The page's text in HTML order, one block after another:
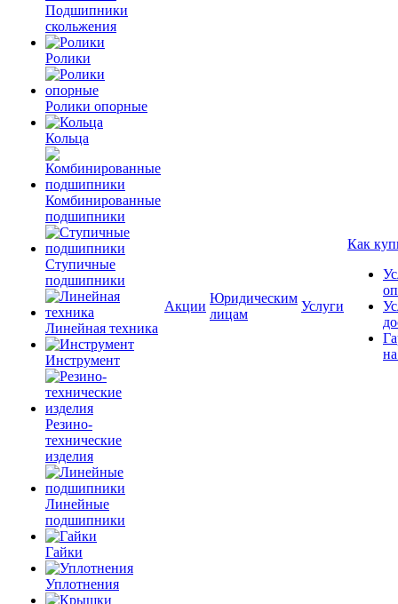
Подшипники
скольжения
Ролики
Ролики опорные
Кольца
Комбинированные
подшипники
Ступичные
подшипники
Линейная техника
Инструмент
Резино-
технические
изделия
Линейные
подшипники
Гайки
Уплотнения
Акции
Юридическим
лицам
Услуги
Как